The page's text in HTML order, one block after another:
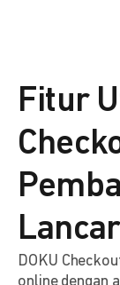
Fitur
Lancar
DOKU